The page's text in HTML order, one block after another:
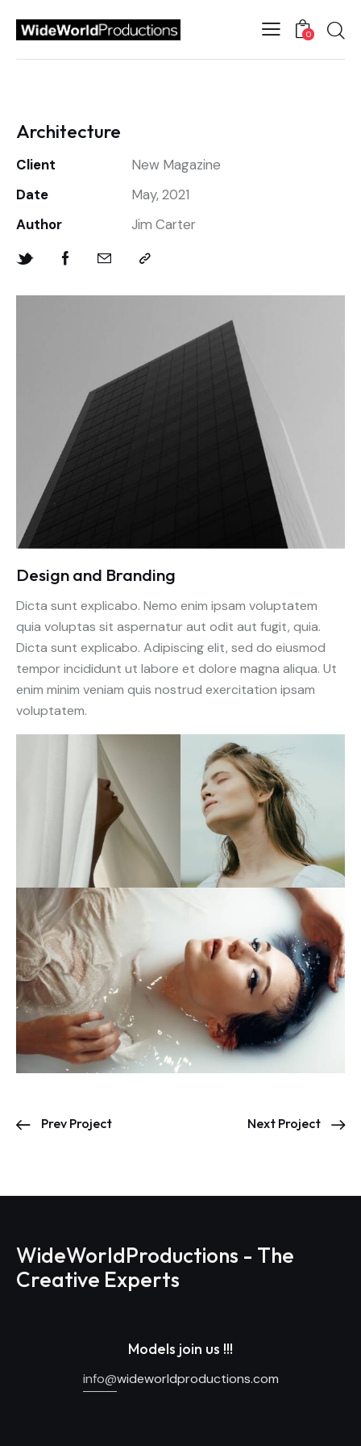
0
Architecture
Design and Branding
Dicta sunt explicabo. Nemo enim ipsam voluptatem
quia voluptas sit aspernatur aut odit aut fugit, quia.
Dicta sunt explicabo. Adipiscing elit, sed do eiusmod
tempor incididunt ut labore et dolore magna aliqua. Ut
enim minim veniam quis nostrud exercitation ipsam
voluptatem.
Client
New Magazine
Date
May, 2021
Author
Jim Carter
Prev Project Next Project
WideWorldProductions - The
Creative Experts
Models join us !!!
info@wideworldproductions.com